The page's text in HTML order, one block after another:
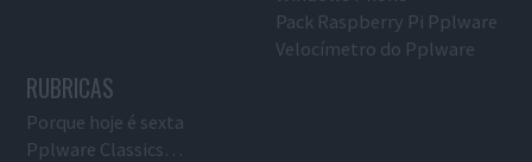
Pack Raspberry Pi Pplware
Velocímetro do Pplware
RUBRICAS
Porque hoje é sexta
Pplware Classics…